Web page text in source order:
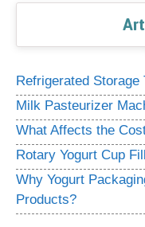
Refrigerated Storage
Milk Pasteurizer
What Affects the
Rotary Yogurt Cup
Why Yogurt
Products?